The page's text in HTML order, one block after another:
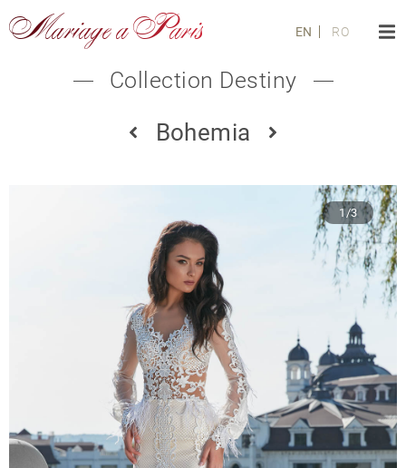
Mariage a Paris EN RO
1/3
Collection Destiny
Bohemia